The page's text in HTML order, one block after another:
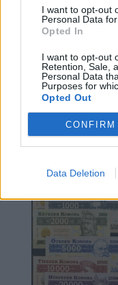
I want to opt-out
Personal Data
Opted In
I want to opt-out
Retention, Sale,
Personal Data
Purposes for
Opted Out
CONFIRM
Data Deletion
GALÉRIA